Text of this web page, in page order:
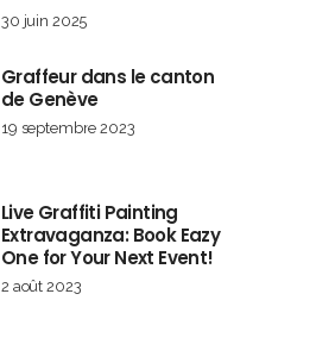
30 juin 2025
Graffeur dans le canton
de Genève
19 septembre 2023
Live Graffiti Painting
Extravaganza: Book Eazy
One for Your Next Event!
2 août 2023